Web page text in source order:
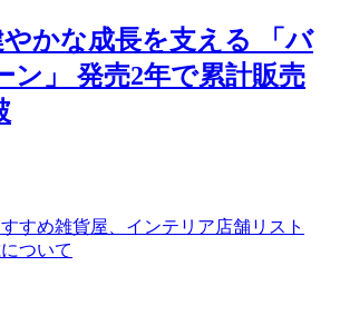
すめ雑貨屋、インテリア店舗リスト
ついて